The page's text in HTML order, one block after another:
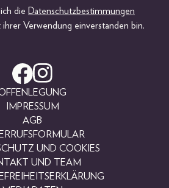
die Datenschutzbestimmungen
Verwendung einverstanden bin.
IMPRESSUM
AGB
UND COOKIES
UND TEAM